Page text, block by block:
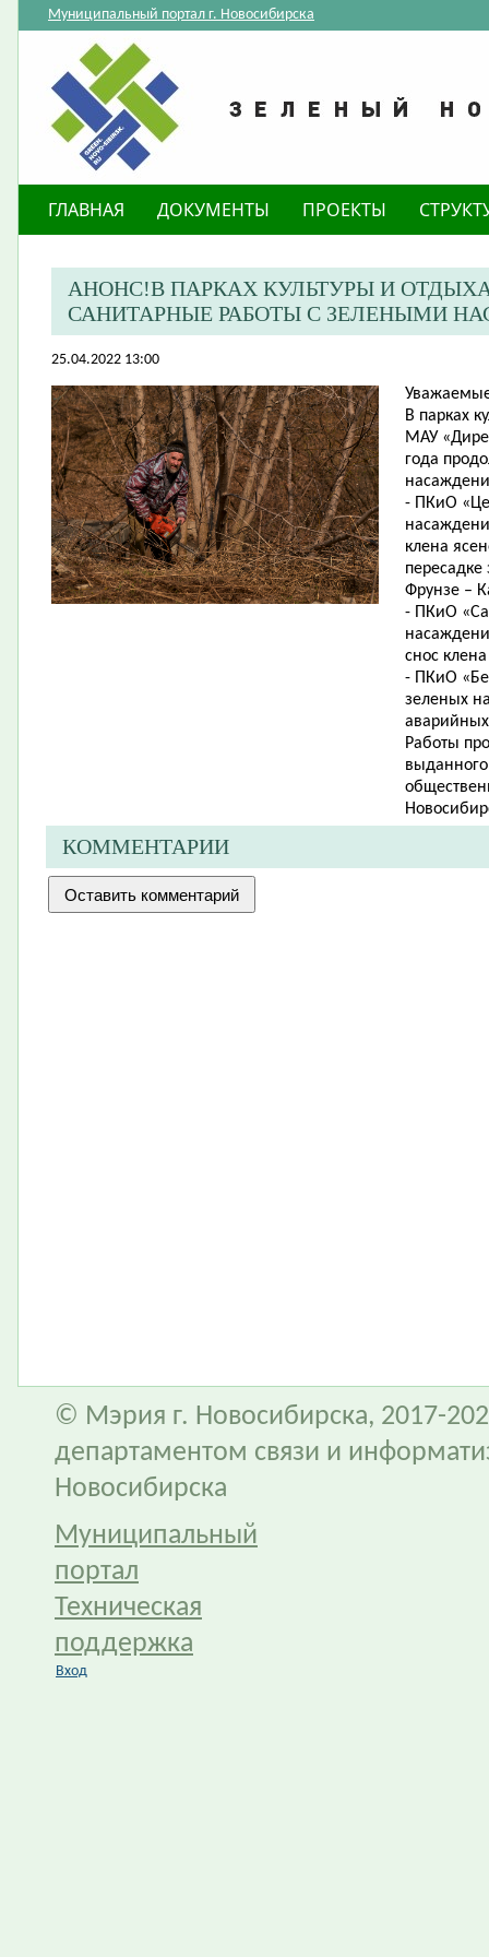
Муниципальный портал г. Новосибирска
ГЛАВНАЯ ДОКУМЕНТЫ ПРОЕКТЫ
АНОНС!В ПАРКАХ КУЛЬТУРЫ И
САНИТАРНЫЕ РАБОТЫ С ЗЕЛЕНЫМИ
25.04.2022 13:00
В парках
МАУ
года
- ПКиО
клена
Фрунзе –
- ПКиО
снос
- ПКиО
зеленых
Работы
выданного
КОММЕНТАРИИ
© Мэрия г. Новосибирска, 2017-
департаментом связи и
Новосибирска
Муниципальный
портал
Техническая
поддержка
Вход